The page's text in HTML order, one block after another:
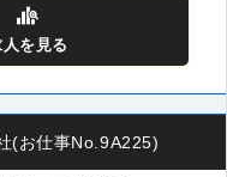
を見る
(お仕事No.9A225)